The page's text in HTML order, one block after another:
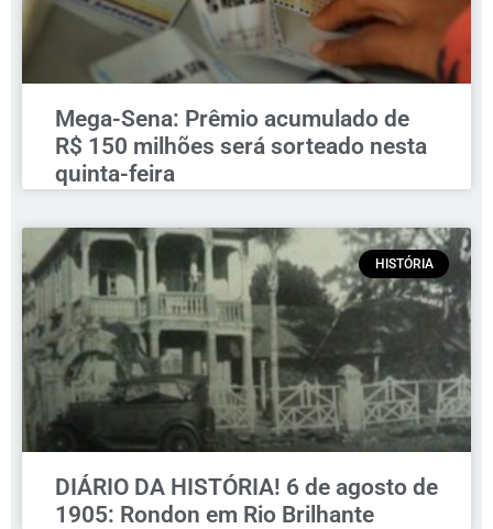
Mega-Sena: Prêmio acumulado de
R$ 150 milhões será sorteado nesta
quinta-feira
HISTÓRIA
DIÁRIO DA HISTÓRIA! 6 de agosto de
1905: Rondon em Rio Brilhante